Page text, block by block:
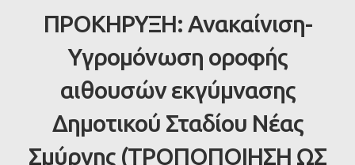
ΠΡΟΚΗΡΥΞΗ: Ανακαίνιση-
Υγρομόνωση οροφής
αιθουσών εκγύμνασης
Δημοτικού Σταδίου Νέας
Σμύρνης (ΤΡΟΠΟΠΟΙΗΣΗ ΩΣ